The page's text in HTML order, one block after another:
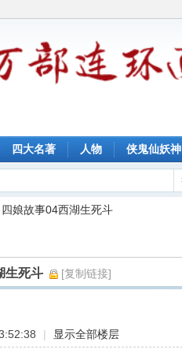
四大名著 人物 侠鬼仙妖神
四娘故事04西湖生死斗
生死斗 [复制链接]
| 显示全部楼层